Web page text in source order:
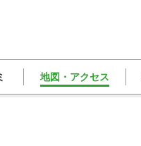
地図・アクセス